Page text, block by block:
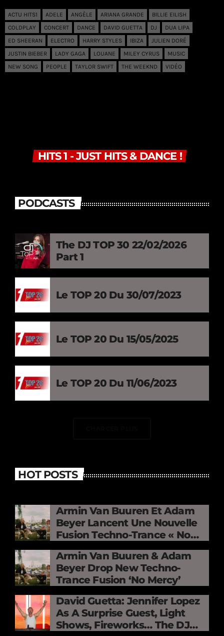
ACTU HITS1 ADELE ANGÈLE ARIANA GRANDE
BILLIE EILISH
COLDPLAY
CONCERT DANCE DAVID GUETTA DJ
DUA LIPA
ED SHEERAN
ELECTRO HARRY STYLES IBIZA
JULIEN DORÉ
JUSTIN BIEBER
LADY GAGA LOUANE MILEY CYRUS
MUSIC
NEW SONG
PEOPLE TAYLOR SWIFT THE WEEKND VIDÉO
HITS 1 - JUST HITS & DANCE !
PODCASTS
The DJ TOP 30 22/02/2026
Part 1
Le TOP 20 Du 30/07/2023
Le TOP 20 Du 15/05/2025
Le TOP 20 Du 11/06/2023
HOT POSTS
Armin Van Buuren Et Adam
Beyer Lancent Une Nouvelle
Fusion Techno-Trance « No
Mercy »
Armin Van Buuren & Adam
Beyer Drop New Techno-
Trance Fusion ‘No Mercy’
David Guetta: Jennifer Lopez
As A Surprise Guest, Light
Shows, Fireworks… The DJ